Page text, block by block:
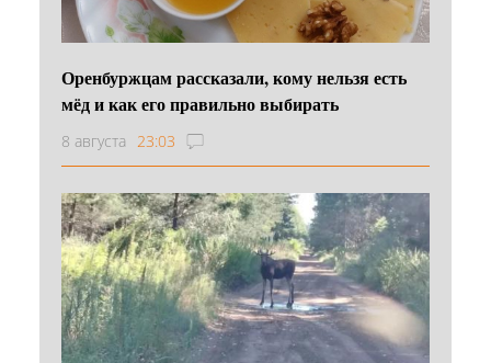
Оренбуржцам рассказали, кому нельзя есть
мёд и как его правильно выбирать
8 августа 23:03